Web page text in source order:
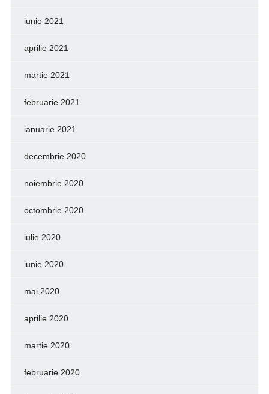
iunie 2021
aprilie 2021
martie 2021
februarie 2021
ianuarie 2021
decembrie 2020
noiembrie 2020
octombrie 2020
iulie 2020
iunie 2020
mai 2020
aprilie 2020
martie 2020
februarie 2020